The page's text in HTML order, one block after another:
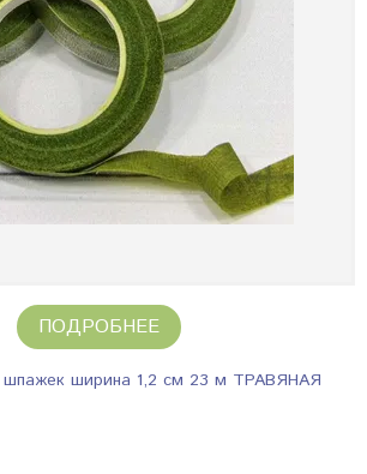
ПОДРОБНЕЕ
шпажек ширина 1,2 см 23 м ТРАВЯНАЯ